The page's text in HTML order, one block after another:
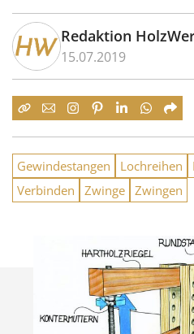
Redaktion
15.07.2019
Gewindestangen Lochreihen
Verbinden
Zwinge Zwingen